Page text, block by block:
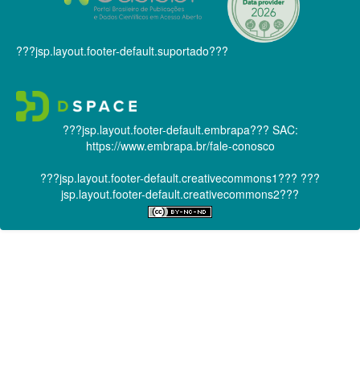
???jsp.layout.footer-default.suportado???
???jsp.layout.footer-default.embrapa??? SAC:
https://www.embrapa.br/fale-conosco
???jsp.layout.footer-default.creativecommons1??? ???
jsp.layout.footer-default.creativecommons2???